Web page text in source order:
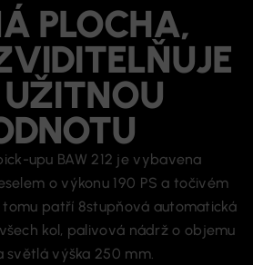
PLOCHA,
UŽITNOU
upu BAW 212 je vybavena
o výkonu 190 PS a točivém
tomu patří 8stupňová automatická
kol, palivová nádrž o objemu
světlá výška 250 mm.